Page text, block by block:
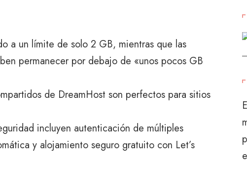
a un límite de solo 2 GB, mientras que las
permanecer por debajo de «unos pocos GB
de DreamHost son perfectos para sitios
incluyen autenticación de múltiples
y alojamiento seguro gratuito con Let’s